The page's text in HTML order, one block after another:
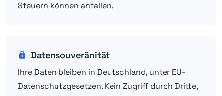
Steuern können anfallen.
Datensouveränität
Ihre Daten bleiben in Deutschland, unter EU-
Datenschutzgesetzen. Kein Zugriff durch Dritte,